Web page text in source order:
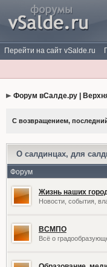
Перейти на сайт vSalde.ru
Форум вСалде.ру |
С возвращением,
О салдинцах, для
Форум
Жизнь наших
Новости, события,
ВСМПО
Всё о